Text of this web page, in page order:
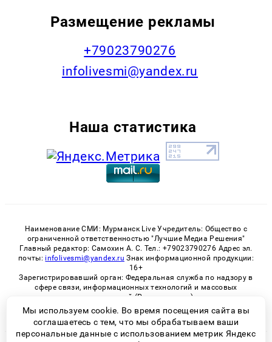
Размещение рекламы
+79023790276
infolivesmi@yandex.ru
Наша статистика
Наименование СМИ: Мурманск Live Учредитель: Общество с
ограниченной ответственностью "Лучшие Медиа Решения"
Главный редактор: Самохин А. С. Тел.: +79023790276 Адрес эл.
почты: infolivesmi@yandex.ru Знак информационной продукции:
16+
Зарегистрировавший орган: Федеральная служба по надзору в
сфере связи, информационных технологий и массовых
коммуникаций (Роскомнадзор)
Регистрационный номер СМИ ЭЛ № ФС 77 - 82534 от 21.01.2022
Мы используем cookie. Во время посещения сайта вы
соглашаетесь с тем, что мы обрабатываем ваши
персональные данные с использованием метрик Яндекс